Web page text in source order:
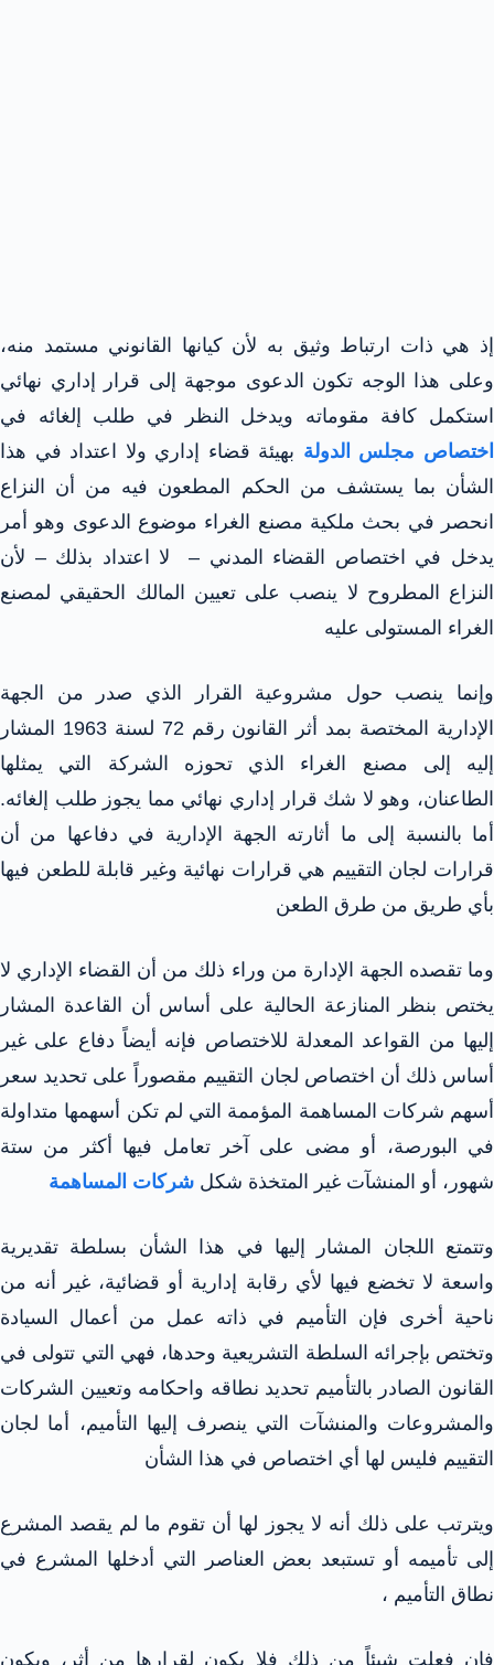
إذ هي ذات ارتباط وثيق به لأن كيانها القانوني مستمد منه،
وعلى هذا الوجه تكون الدعوى موجهة إلى قرار إداري نهائي
استكمل كافة مقوماته ويدخل النظر في طلب إلغائه في
اختصاص مجلس الدولة بهيئة قضاء إداري ولا اعتداد في هذا
الشأن بما يستشف من الحكم المطعون فيه من أن النزاع
انحصر في بحث ملكية مصنع الغراء موضوع الدعوى وهو أمر
يدخل في اختصاص القضاء المدني – لا اعتداد بذلك – لأن
النزاع المطروح لا ينصب على تعيين المالك الحقيقي لمصنع
الغراء المستولى عليه
وإنما ينصب حول مشروعية القرار الذي صدر من الجهة
الإدارية المختصة بمد أثر القانون رقم 72 لسنة 1963 المشار
إليه إلى مصنع الغراء الذي تحوزه الشركة التي يمثلها
الطاعنان، وهو لا شك قرار إداري نهائي مما يجوز طلب إلغائه.
أما بالنسبة إلى ما أثارته الجهة الإدارية في دفاعها من أن
قرارات لجان التقييم هي قرارات نهائية وغير قابلة للطعن فيها
بأي طريق من طرق الطعن
وما تقصده الجهة الإدارة من وراء ذلك من أن القضاء الإداري لا
يختص بنظر المنازعة الحالية على أساس أن القاعدة المشار
إليها من القواعد المعدلة للاختصاص فإنه أيضاً دفاع على غير
أساس ذلك أن اختصاص لجان التقييم مقصوراً على تحديد سعر
أسهم شركات المساهمة المؤممة التي لم تكن أسهمها متداولة
في البورصة، أو مضى على آخر تعامل فيها أكثر من ستة
شهور، أو المنشآت غير المتخذة شكل شركات المساهمة
وتتمتع اللجان المشار إليها في هذا الشأن بسلطة تقديرية
واسعة لا تخضع فيها لأي رقابة إدارية أو قضائية، غير أنه من
ناحية أخرى فإن التأميم في ذاته عمل من أعمال السيادة
وتختص بإجرائه السلطة التشريعية وحدها، فهي التي تتولى في
القانون الصادر بالتأميم تحديد نطاقه واحكامه وتعيين الشركات
والمشروعات والمنشآت التي ينصرف إليها التأميم، أما لجان
التقييم فليس لها أي اختصاص في هذا الشأن
ويترتب على ذلك أنه لا يجوز لها أن تقوم ما لم يقصد المشرع
إلى تأميمه أو تستبعد بعض العناصر التي أدخلها المشرع في
نطاق التأميم ،
فإن فعلت شيئاً من ذلك فلا يكون لقرارها من أثر، ويكون